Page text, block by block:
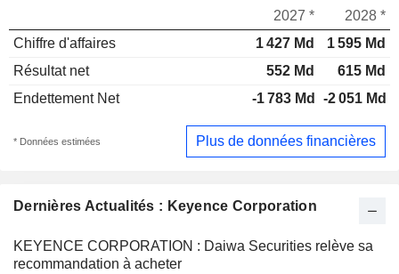
Dernières Actualités : Keyence Corporation
KEYENCE CORPORATION : Daiwa Securities relève sa
recommandation à acheter
2027 *
2028 *
Chiffre d'affaires
1 427 Md
1 595 Md
Résultat net
552 Md
615 Md
Endettement Net
-1 783 Md -2 051 Md
* Données estimées Plus de données financières